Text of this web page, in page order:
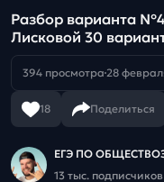
Разбор варианта
Лисковой 30
394 просмотра 28
18 Поделиться
ЕГЭ ПО
13 тыс. подписчиков